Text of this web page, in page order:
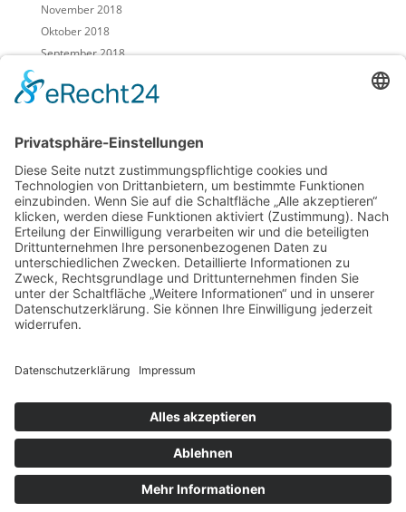
November 2018
Oktober 2018
September 2018
Juli 2018
Mai 2018
April 2018
März 2018
Februar 2018
Januar 2018
Dezember 2017
November 2017
Oktober 2017
September 2017
Impressum
Datenschutz
Cookie-Einstellungen
Partner
Anfahrt
Sitemap
© seniorenschutzbund.org ≡Webdesign & SEO